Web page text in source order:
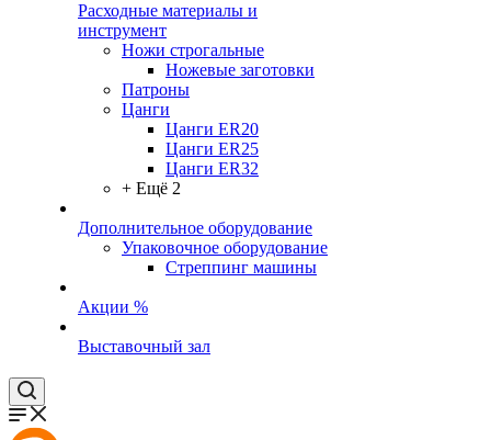
Расходные материалы и
инструмент
Ножи строгальные
Ножевые заготовки
Патроны
Цанги
Цанги ER20
Цанги ER25
Цанги ER32
+ Ещё 2
Дополнительное оборудование
Упаковочное оборудование
Стреппинг машины
Акции %
Выставочный зал